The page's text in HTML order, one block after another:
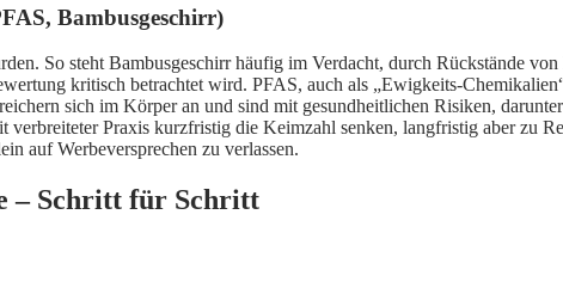
Bambusgeschirr)
So steht Bambusgeschirr häufig im Verdacht, durch Rückstände
kritisch betrachtet wird. PFAS, auch als „Ewigkeits-
sich im Körper an und sind mit gesundheitlichen Risiken,
Praxis kurzfristig die Keimzahl senken, langfristig aber zu
auf Werbeversprechen zu verlassen.
– Schritt für Schritt